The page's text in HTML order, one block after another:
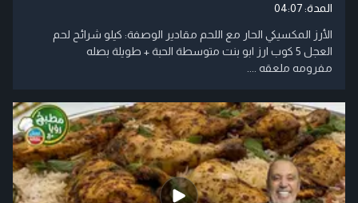
المدة:04:07
الأرز المكسيكي الحار مع اللحم مقادير الوصفة: كيلو شرائح لحم
العجل 5 كوب ارز ابو بنت متوسطة الحبة + طويلة بصله
مفرومه ملعقه ....